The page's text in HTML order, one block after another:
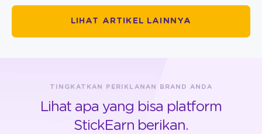
LIHAT ARTIKEL LAINNYA
TINGKATKAN PERIKLANAN BRAND ANDA
Lihat apa yang bisa platform
StickEarn berikan.